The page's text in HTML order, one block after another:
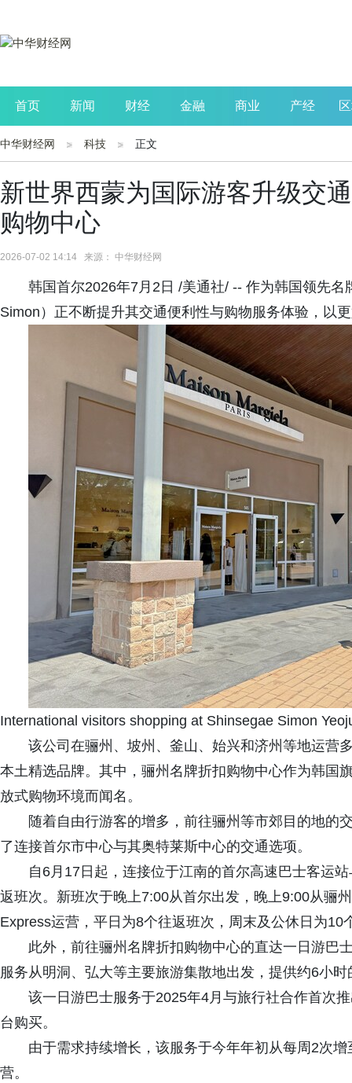
首页 新闻 财经 金融 商业 产经
公司 生活 读书
中华财经网 科技 正文
新世界西蒙为国际游客升级交
购物中心
2026-07-02 14:14 来源： 中华财经网
韩国首尔2026年7月2日 /美通社/ -- 作为韩国领先
Simon）正不断提升其交通便利性与购物服务体验，以
International visitors shopping at Shinsegae Simon
该公司在骊州、坡州、釜山、始兴和济州等地运营
本土精选品牌。其中，骊州名牌折扣购物中心作为韩国
放式购物环境而闻名。
随着自由行游客的增多，前往骊州等市郊目的地的
了连接首尔市中心与其奥特莱斯中心的交通选项。
自6月17日起，连接位于江南的首尔高速巴士客运
返班次。新班次于晚上7:00从首尔出发，晚上9:00从骊
Express运营，平日为8个往返班次，周末及公休日为10
此外，前往骊州名牌折扣购物中心的直达一日游巴
服务从明洞、弘大等主要旅游集散地出发，提供约6小
该一日游巴士服务于2025年4月与旅行社合作首次
台购买。
由于需求持续增长，该服务于今年年初从每周2次
营。